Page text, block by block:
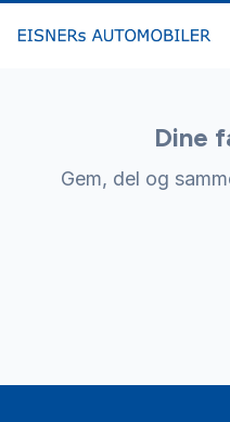
Dine
Gem, del og